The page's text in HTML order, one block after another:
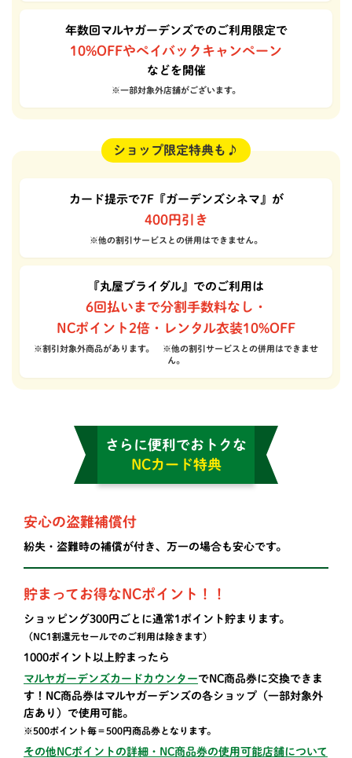
年数回マルヤガーデンズでのご利用限定で
10%OFFやペイバックキャンペーン
などを開催
※一部対象外店舗がございます。
ショップ限定特典も♪
カード提示で7F『ガーデンズシネマ』が
400円引き
※他の割引サービスとの併用はできません。
『丸屋ブライダル』でのご利用は
6回払いまで分割手数料なし・
NCポイント2倍・レンタル衣装10%OFF
※割引対象外商品があります。 ※他の割引サービスとの併用はできませ
ん。
さらに便利でおトクな
NCカード特典
安心の盗難補償付
紛失・盗難時の補償が付き、万一の場合も安心です。
貯まってお得なNCポイント！！
ショッピング300円ごとに通常1ポイント貯まります。
（NC1割還元セールでのご利用は除きます）
1000ポイント以上貯まったら
マルヤガーデンズカードカウンターでNC商品券に交換できま
す！NC商品券はマルヤガーデンズの各ショップ（一部対象外
店あり）で使用可能。
※500ポイント毎＝500円商品券となります。
その他NCポイントの詳細・NC商品券の使用可能店舗について